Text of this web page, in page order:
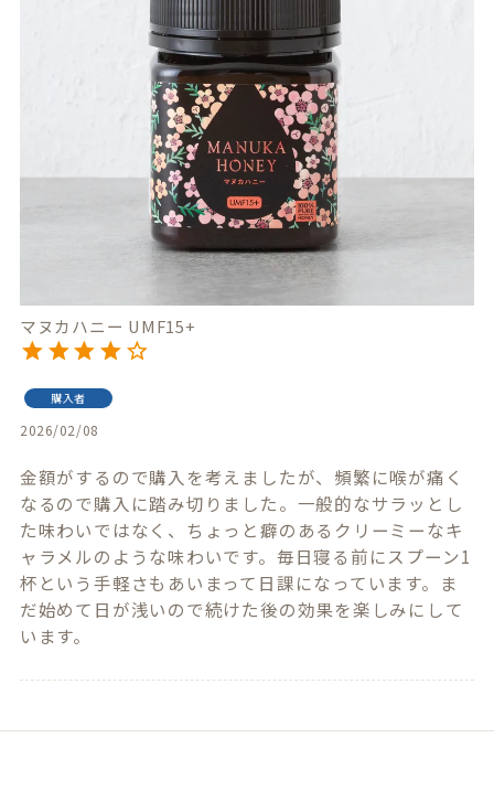
マヌカハニー UMF15+
購入者
2026/02/08
金額がするので購入を考えましたが、頻繁に喉が痛く
なるので購入に踏み切りました。一般的なサラッとし
た味わいではなく、ちょっと癖のあるクリーミーなキ
ャラメルのような味わいです。毎日寝る前にスプーン1
杯という手軽さもあいまって日課になっています。ま
だ始めて日が浅いので続けた後の効果を楽しみにして
います。